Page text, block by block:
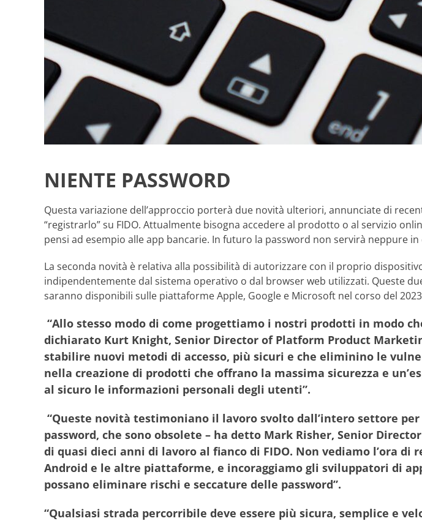
NIENTE PASSWORD
Questa variazione dell’approccio porterà due novità ulteriori, annunciate di
“registrarlo” su FIDO. Attualmente bisogna accedere al prodotto o al servizio
pensi ad esempio alle app bancarie. In futuro la password non servirà neppure in
La seconda novità è relativa alla possibilità di autorizzare con il proprio
indipendentemente dal sistema operativo o dal browser web utilizzati. Queste
saranno disponibili sulle piattaforme Apple, Google e Microsoft nel corso del
“Allo stesso modo di come progettiamo i nostri prodotti in modo
dichiarato Kurt Knight, Senior Director of Platform Product
stabilire nuovi metodi di accesso, più sicuri e che eliminino le
nella creazione di prodotti che offrano la massima sicurezza e
al sicuro le informazioni personali degli utenti”.
“Queste novità testimoniano il lavoro svolto dall’intero settore
password, che sono obsolete – ha detto Mark Risher, Senior
di quasi dieci anni di lavoro al fianco di FIDO. Non vediamo l’ora di
Android e le altre piattaforme, e incoraggiamo gli sviluppatori di
possano eliminare rischi e seccature delle password”.
“Qualsiasi strada percorribile deve essere più sicura, semplice e